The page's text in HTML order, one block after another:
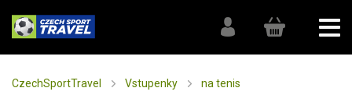
CzechSportTravel Vstupenky na tenis